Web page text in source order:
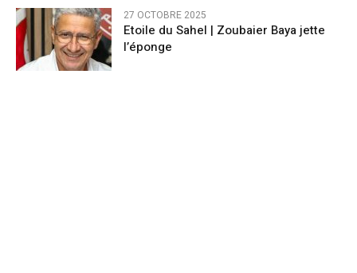
27 OCTOBRE 2025
Etoile du Sahel | Zoubaier Baya jette
l’éponge